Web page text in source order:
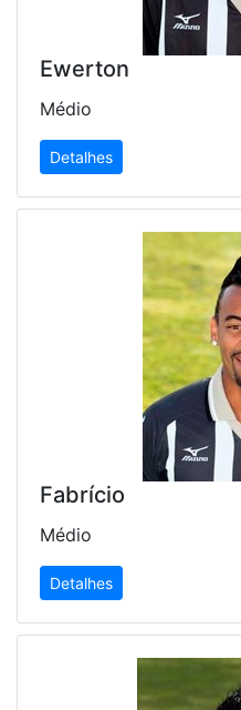
Ewerton
Médio
Detalhes
Fabrício
Médio
Detalhes